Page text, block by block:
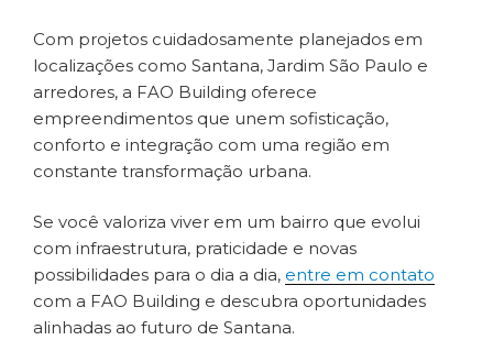
Com projetos cuidadosamente planejados em
localizações como Santana, Jardim São Paulo e
arredores, a FAO Building oferece
empreendimentos que unem sofisticação,
conforto e integração com uma região em
constante transformação urbana.
Se você valoriza viver em um bairro que evolui
com infraestrutura, praticidade e novas
possibilidades para o dia a dia, entre em contato
com a FAO Building e descubra oportunidades
alinhadas ao futuro de Santana.